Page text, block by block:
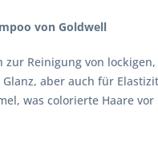
von Goldwell
zur Reinigung von
aber auch für
was colorierte Haare